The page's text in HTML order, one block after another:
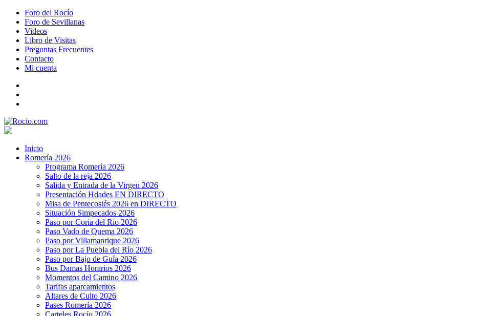
Foro del Rocío
Foro de Sevillanas
Videos
Libro de Visitas
Preguntas Frecuentes
Contacto
Mi cuenta
Inicio
Romería 2026
Programa Romería 2026
Salto de la reja 2026
Salida y Entrada de la Virgen 2026
Presentación Hdades EN DIRECTO
Misa de Pentecostés 2026 en DIRECTO
Situación Simpecados 2026
Paso por Coria del Río 2026
Paso Vado de Quema 2026
Paso por Villamanrique 2026
Paso por La Puebla del Río 2026
Paso por Bajo de Guía 2026
Bus Damas Horarios 2026
Momentos del Camino 2026
Tarifas aparcamientos
Altares de Culto 2026
Pases Romería 2026
Carteles Rocío 2026